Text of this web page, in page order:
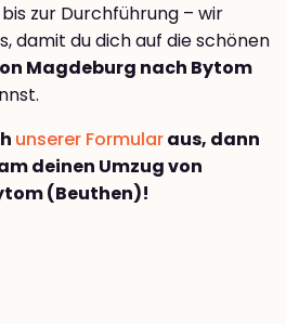
zur Durchführung – wir
damit du dich auf die schönen
Magdeburg nach Bytom
unserer Formularaus, dann
deinen Umzug von
(Beuthen)!